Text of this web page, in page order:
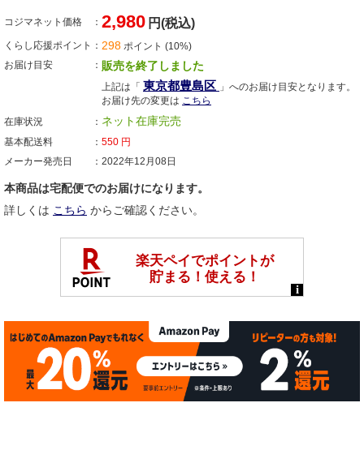
コジマネット価格 2,980 円(税込)
くらし応援ポイント 298 ポイント (10%)
お届け目安
販売を終了しました
上記は「 東京都豊島区 」へのお届け目安となります。
お届け先の変更は こちら
在庫状況
ネット在庫完売
基本配送料 550 円
メーカー発売日
2022年12月08日
本商品は宅配便でのお届けになります。
詳しくは こちら からご確認ください。